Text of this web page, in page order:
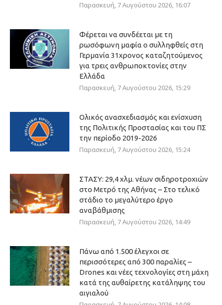
Παρασκευή, 7 Αυγούστου 2026, 16:07
Φέρεται να συνδέεται με τη
ρωσόφωνη μαφία ο συλληφθείς στη
Γερμανία 31χρονος καταζητούμενος
για τρεις ανθρωποκτονίες στην
Ελλάδα
Παρασκευή, 7 Αυγούστου 2026, 15:29
Ολικός ανασχεδιασμός και ενίσχυση
της Πολιτικής Προστασίας και του ΠΣ
την περίοδο 2019-2026
Παρασκευή, 7 Αυγούστου 2026, 15:24
ΣΤΑΣΥ: 29,4 χλμ. νέων σιδηροτροχιών
στο Μετρό της Αθήνας – Στο τελικό
στάδιο το μεγαλύτερο έργο
αναβάθμισης
Παρασκευή, 7 Αυγούστου 2026, 14:49
Πάνω από 1.500 έλεγχοι σε
περισσότερες από 300 παραλίες –
Drones και νέες τεχνολογίες στη μάχη
κατά της αυθαίρετης κατάληψης του
αιγιαλού